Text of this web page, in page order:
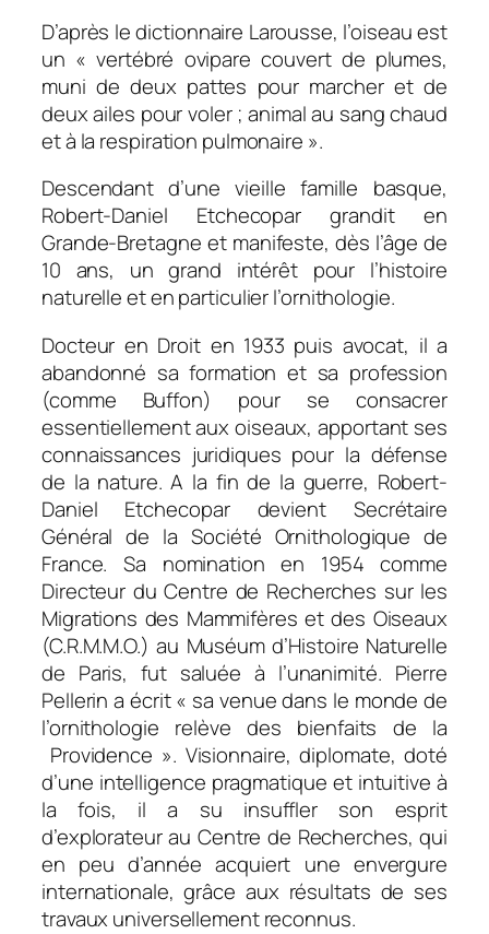
D’après le dictionnaire Larousse, l’oiseau est
un « vertébré ovipare couvert de plumes,
muni de deux pattes pour marcher et de
deux ailes pour voler ; animal au sang chaud
et à la respiration pulmonaire ».
Descendant d’une vieille famille basque,
Robert-Daniel Etchecopar grandit en
Grande-Bretagne et manifeste, dès l’âge de
10 ans, un grand intérêt pour l’histoire
naturelle et en particulier l’ornithologie.
Docteur en Droit en 1933 puis avocat, il a
abandonné sa formation et sa profession
(comme Buffon) pour se consacrer
essentiellement aux oiseaux, apportant ses
connaissances juridiques pour la défense
de la nature. A la fin de la guerre, Robert-
Daniel Etchecopar devient Secrétaire
Général de la Société Ornithologique de
France. Sa nomination en 1954 comme
Directeur du Centre de Recherches sur les
Migrations des Mammifères et des Oiseaux
(C.R.M.M.O.) au Muséum d’Histoire Naturelle
de Paris, fut saluée à l’unanimité. Pierre
Pellerin a écrit « sa venue dans le monde de
l’ornithologie relève des bienfaits de la
Providence ». Visionnaire, diplomate, doté
d’une intelligence pragmatique et intuitive à
la fois, il a su insuffler son esprit
d’explorateur au Centre de Recherches, qui
en peu d’année acquiert une envergure
internationale, grâce aux résultats de ses
travaux universellement reconnus.